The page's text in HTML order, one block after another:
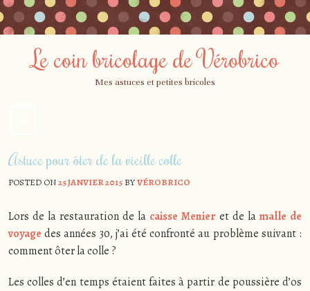
Le coin bricolage de Vérobrico
Mes astuces et petites bricoles
to
content
Astuce pour ôter de la vieille colle
POSTED ON25 JANVIER 2015 BYVÉROBRICO
Lors de la restauration de la caisse Menier et de la malle de
voyage des années 30, j’ai été confronté au problème suivant :
comment ôter la colle ?
Les colles d’en temps étaient faites à partir de poussière d’os